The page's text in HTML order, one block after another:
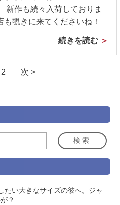
新作も続々入荷しておりま
覗きに来てくださいね！
続きを読む
2 次 >
検索
たい大きなサイズの彼へ。ジャ
？